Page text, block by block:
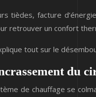
tièdes, facture
retrouver un confort
tout sur le
du
de chauffage se